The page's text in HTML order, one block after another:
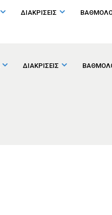
ΔΙΑΚΡΙΣΕΙΣ
ΔΙΑΚΡΙΣΕΙΣ